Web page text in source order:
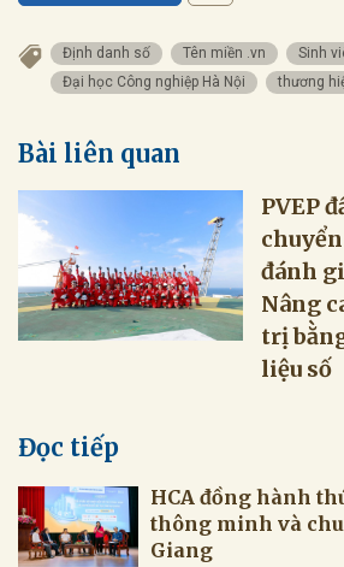
Định danh số Tên miền .vn Sinh
Đại học Công nghiệp Hà Nội
thương
Bài liên quan
PVEP
đánh
Nâng
trị
liệu số
Đọc tiếp
HCA đồng hành
thông minh và
Giang